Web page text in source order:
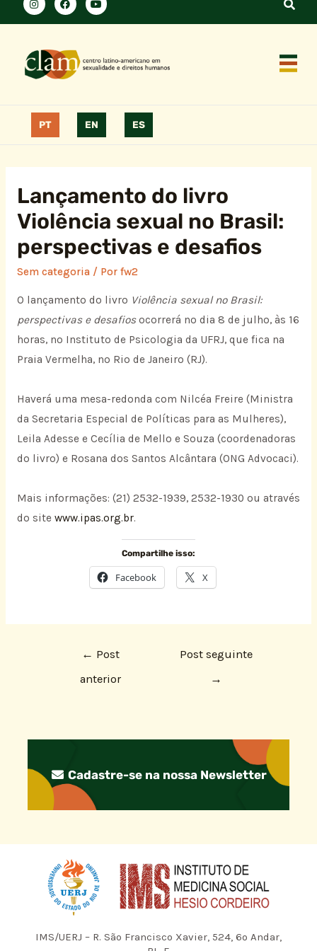
PT EN ES
Lançamento do livro
Violência sexual no Brasil:
perspectivas e desafios
Sem categoria/ Por fw2
O lançamento do livro Violência sexual no Brasil:
perspectivas e desafiosocorrerá no dia 8 de julho, às 16
horas, no Instituto de Psicologia da UFRJ, que fica na
Praia Vermelha, no Rio de Janeiro (RJ).
Haverá uma mesa-redonda com Nilcéa Freire (Ministra
da Secretaria Especial de Políticas para as Mulheres),
Leila Adesse e Cecília de Mello e Souza (coordenadoras
do livro) e Rosana dos Santos Alcântara (ONG Advocaci).
Mais informações: (21) 2532-1939, 2532-1930 ou através
do site www.ipas.org.br.
Compartilhe isso:
Facebook X
← Post
anterior
Post seguinte
→
Cadastre-se na nossa Newsletter
IMS/UERJ – R. São Francisco Xavier, 524, 6º Andar,